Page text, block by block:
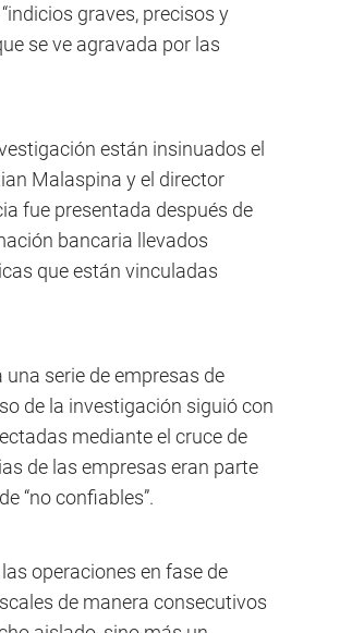
graves, precisos y
se ve agravada por las
están insinuados el
Malaspina y el director
fue presentada después de
bancaria llevados
que están vinculadas
serie de empresas de
de la investigación siguió con
mediante el cruce de
de las empresas eran parte
“no confiables”.
operaciones en fase de
de manera consecutivos